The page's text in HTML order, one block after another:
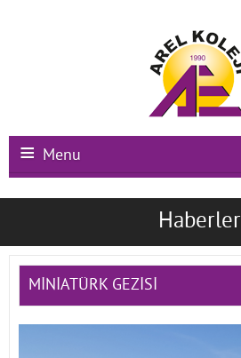
Menu
Ana Sayfa
Okullarımız
Haberler
MİNİATÜRK GEZİSİ